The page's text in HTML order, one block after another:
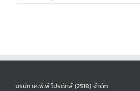
บริษัท เค.พี.พี โปรดักส์ (2518) จำดัก